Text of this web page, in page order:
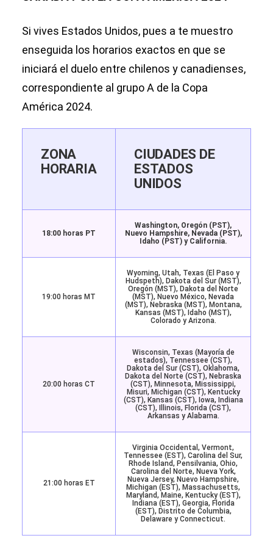
Si vives Estados Unidos, pues a te muestro
enseguida los horarios exactos en que se
iniciará el duelo entre chilenos y canadienses,
correspondiente al grupo A de la Copa
América 2024.
ZONA
HORARIA
CIUDADES DE
ESTADOS
UNIDOS
18:00 horas PT
Washington, Oregón (PST),
Nuevo Hampshire, Nevada (PST),
Idaho (PST) y California.
19:00 horas MT
Wyoming, Utah, Texas (El Paso y
Hudspeth), Dakota del Sur (MST),
Oregón (MST), Dakota del Norte
(MST), Nuevo México, Nevada
(MST), Nebraska (MST), Montana,
Kansas (MST), Idaho (MST),
Colorado y Arizona.
20:00 horas CT
Wisconsin, Texas (Mayoría de
estados), Tennessee (CST),
Dakota del Sur (CST), Oklahoma,
Dakota del Norte (CST), Nebraska
(CST), Minnesota, Mississippi,
Misuri, Michigan (CST), Kentucky
(CST), Kansas (CST), Iowa, Indiana
(CST), Illinois, Florida (CST),
Arkansas y Alabama.
21:00 horas ET
Virginia Occidental, Vermont,
Tennessee (EST), Carolina del Sur,
Rhode Island, Pensilvania, Ohio,
Carolina del Norte, Nueva York,
Nueva Jersey, Nuevo Hampshire,
Michigan (EST), Massachusetts,
Maryland, Maine, Kentucky (EST),
Indiana (EST), Georgia, Florida
(EST), Distrito de Columbia,
Delaware y Connecticut.